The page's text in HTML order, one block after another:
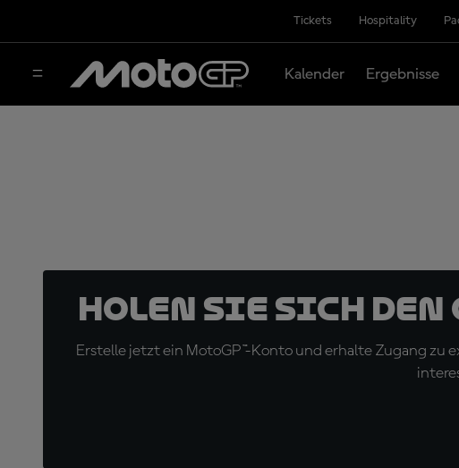
Tickets Hospitality
Kalender Ergebnisse
Holen Sie sich
Erstelle jetzt ein MotoGP™-Konto und erhalte Zugang zu